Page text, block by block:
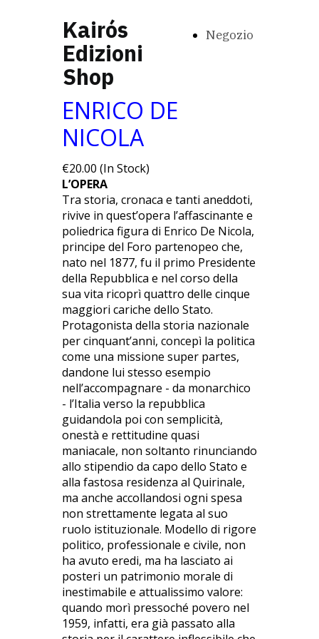
Kairós
Edizioni
Shop
Negozio
ENRICO DE
NICOLA
€20.00 (In Stock)
L’OPERA
Tra storia, cronaca e tanti aneddoti,
rivive in quest’opera l’affascinante e
poliedrica figura di Enrico De Nicola,
principe del Foro partenopeo che,
nato nel 1877, fu il primo Presidente
della Repubblica e nel corso della
sua vita ricoprì quattro delle cinque
maggiori cariche dello Stato.
Protagonista della storia nazionale
per cinquant’anni, concepì la politica
come una missione super partes,
dandone lui stesso esempio
nell’accompagnare - da monarchico
- l’Italia verso la repubblica
guidandola poi con semplicità,
onestà e rettitudine quasi
maniacale, non soltanto rinunciando
allo stipendio da capo dello Stato e
alla fastosa residenza al Quirinale,
ma anche accollandosi ogni spesa
non strettamente legata al suo
ruolo istituzionale. Modello di rigore
politico, professionale e civile, non
ha avuto eredi, ma ha lasciato ai
posteri un patrimonio morale di
inestimabile e attualissimo valore:
quando morì pressoché povero nel
1959, infatti, era già passato alla